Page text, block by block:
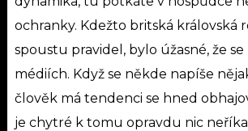
ochranky. Kdežto britská královská
spoustu pravidel, bylo úžasné, že
médiích. Když se někde napíše
člověk má tendenci se hned
je chytré k tomu opravdu nic